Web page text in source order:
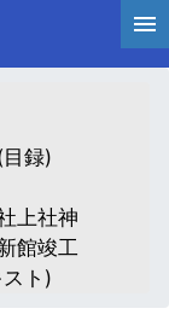
録)
上社神
館竣工
ト)